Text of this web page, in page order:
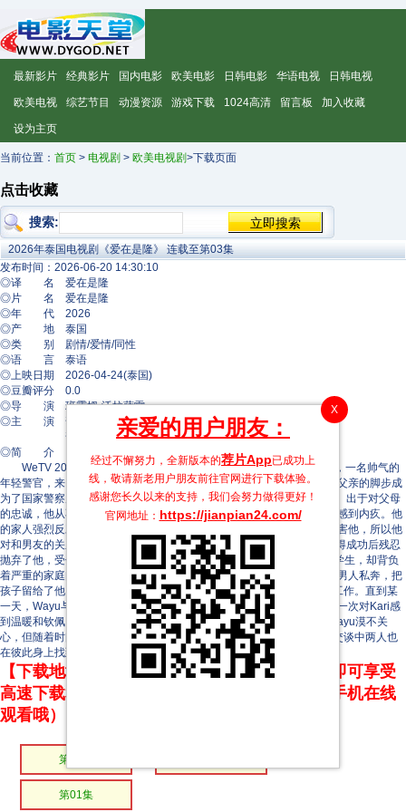
最新影片 经典影片 国内电影 欧美电影 日韩电影 华语电视 日韩电视
欧美电视 综艺节目 动漫资源 游戏下载 1024高清 留言板 加入收藏
设为主页
当前位置： 首页 > 电视剧 > 欧美电视剧>下载页面
点击收藏
搜索:
X
亲爱的用户朋友：
经过不懈努力，全新版本的荐片App已成功上
线，敬请新老用户朋友前往官网进行下载体验。
感谢您长久以来的支持，我们会努力做得更好！
官网地址： https://jianpian24.com/
2026年泰国电视剧《爱在是隆》 连载至第03集
发布时间：2026-06-20 14:30:10
◎译 名 爱在是隆
◎片 名 爱在是隆
◎年 代 2026
◎产 地 泰国
◎类 别 剧情/爱情/同性
◎语 言 泰语
◎上映日期 2026-04-24(泰国)
◎豆瓣评分 0.0
◎导 演 班霍姆·沃拉萨雷
◎主 演 普姆帕特·伊安查芒
普里潘·萨帕桑萨瓦特
◎简 介
WeTV 2025剧集，由YYDS Entertainment和洞察娱乐制作。 Kari，一名帅气的
年轻警官，来自华裔家庭。表面上，他遵从父亲的愿望考入警校，追随父亲的脚步成
为了国家警察局的高级警官，然而，Kari从来没有真正想成为一名警察。出于对父母
的忠诚，他从不违抗他们的命令，如果被妈妈抓住，他甚至会为吸烟而感到内疚。他
的家人强烈反对同性恋情，父亲甚至威胁说如果他和男人约会，就会伤害他，所以他
对和男友的关系保密。Kari全力支持男友的偶像梦想，然而，男友在取得成功后残忍
抛弃了他，受伤的Kari从此对爱情心灰意冷。 Wayu，一个极具魅力的学生，却背负
着严重的家庭问题，被父母忽视的他照顾妹妹，妹妹在怀孕后与另一个男人私奔，把
孩子留给了他。Wayu被迫承担抚养责任，并在熟人的推荐下到夜总会工作。直到某
一天，Wayu与客户发生争执，Kari出手相救，命运开始交织。Wayu第一次对Kari感
到温暖和钦佩，决心要再见到他，于是经常出入警局。 起初，Kari对Wayu漠不关
心，但随着时间的推移，他开始鼓励Wayu度过家庭困难，逐渐加深的交谈中两人也
在彼此身上找到了慰藉。
【下载地址】本站专属下载器：点击下方链接 即可享受
高速下载和在线播放 专治迅雷无法下载（支持手机在线
观看哦）
第03集
第01集